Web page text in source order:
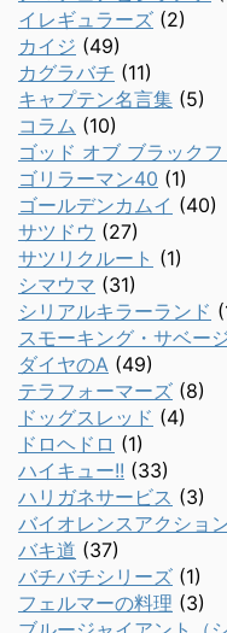
イレギュラーズ (2)
カイジ (49)
カグラバチ (11)
キャプテン名言集 (5)
コラム (10)
ゴッド オブ ブラック
ゴリラーマン40 (1)
ゴールデンカムイ (40)
サツドウ (27)
サツリクルート (1)
シマウマ (31)
シリアルキラーランド
スモーキング・サベー
ダイヤのA (49)
テラフォーマーズ (8)
ドッグスレッド (4)
ドロヘドロ (1)
ハイキュー!! (33)
ハリガネサービス (3)
バイオレンスアクショ
バキ道 (37)
バチバチシリーズ (1)
フェルマーの料理 (3)